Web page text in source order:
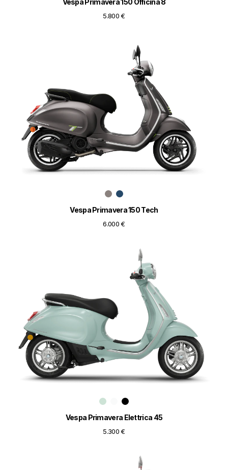
Vespa Primavera 150 Officina 8
5.800 €
Vespa Primavera 150 Tech
6.000 €
Vespa Primavera Elettrica 45
5.300 €